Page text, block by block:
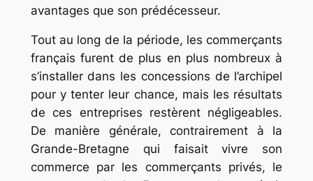
avantages que son prédécesseur.
Tout au long de la période, les commerçants
français furent de plus en plus nombreux à
s’installer dans les concessions de l’archipel
pour y tenter leur chance, mais les résultats
de ces entreprises restèrent négligeables.
De manière générale, contrairement à la
Grande-Bretagne qui faisait vivre son
commerce par les commerçants privés, le